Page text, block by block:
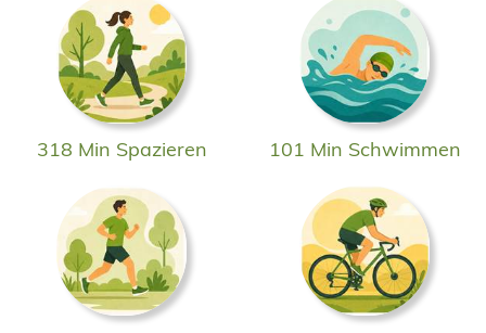
318 Min Spazieren 101 Min Schwimmen